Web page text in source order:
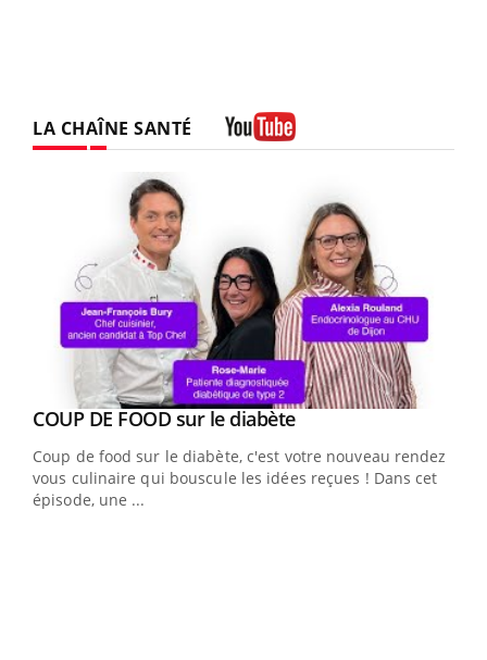
LA CHAÎNE SANTÉ
Youtube
COUP DE FOOD sur le diabèteYoutube
Coup de food sur le diabète, c'est votre nouveau rendez-
vous culinaire qui bouscule les idées reçues ! Dans cet
épisode, une ...